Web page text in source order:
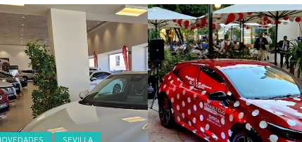
Actualidad,
Clásicos,
Venta,
Pruebas,
Entrevistas,
Vídeos
y
mucho
más!
mejoras en la A381 por Los Barrios
su flota de vehículos de manos de Cadimar